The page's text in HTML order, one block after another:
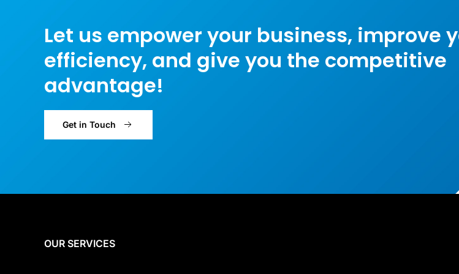
Let us empower your business, improve
efficiency, and give you the competitive
advantage!
Get in Touch
OUR SERVICES